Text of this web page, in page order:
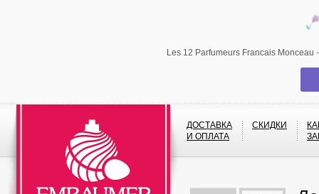
Les 12 Parfumeurs Francais
ДОСТАВКА
И ОПЛАТА
СКИДКИ